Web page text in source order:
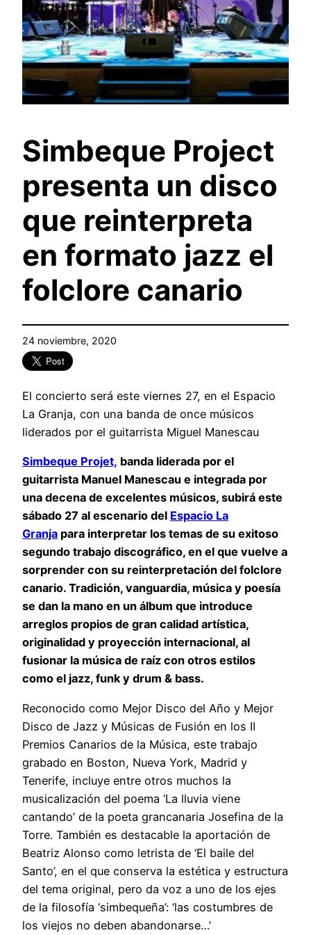
Simbeque Project
presenta un disco
que reinterpreta
en formato jazz el
folclore canario
24 noviembre, 2020
El concierto será este viernes 27, en el Espacio
La Granja, con una banda de once músicos
liderados por el guitarrista Miguel Manescau
Simbeque Projet, banda liderada por el
guitarrista Manuel Manescau e integrada por
una decena de excelentes músicos, subirá este
sábado 27 al escenario del Espacio La
Granja para interpretar los temas de su exitoso
segundo trabajo discográfico, en el que vuelve a
sorprender con su reinterpretación del folclore
canario. Tradición, vanguardia, música y poesía
se dan la mano en un álbum que introduce
arreglos propios de gran calidad artística,
originalidad y proyección internacional, al
fusionar la música de raíz con otros estilos
como el jazz, funk y drum & bass.
Reconocido como Mejor Disco del Año y Mejor
Disco de Jazz y Músicas de Fusión en los II
Premios Canarios de la Música, este trabajo
grabado en Boston, Nueva York, Madrid y
Tenerife, incluye entre otros muchos la
musicalización del poema ‘La lluvia viene
cantando’ de la poeta grancanaria Josefina de la
Torre. También es destacable la aportación de
Beatriz Alonso como letrista de ‘El baile del
Santo’, en el que conserva la estética y estructura
del tema original, pero da voz a uno de los ejes
de la filosofía ‘simbequeña’: ‘las costumbres de
los viejos no deben abandonarse…’